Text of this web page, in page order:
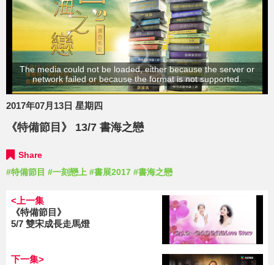
The media could not be loaded, either because the server or
network failed or because the format is not supported.
2017年07月13日 星期四
《特備節目》 13/7 書海之戀
Share
#特備節目 #一刻戀上 #書展2017 #書海之戀
<上一集
《特備節目》
5/7 雙宋成長走馬燈
下一集>